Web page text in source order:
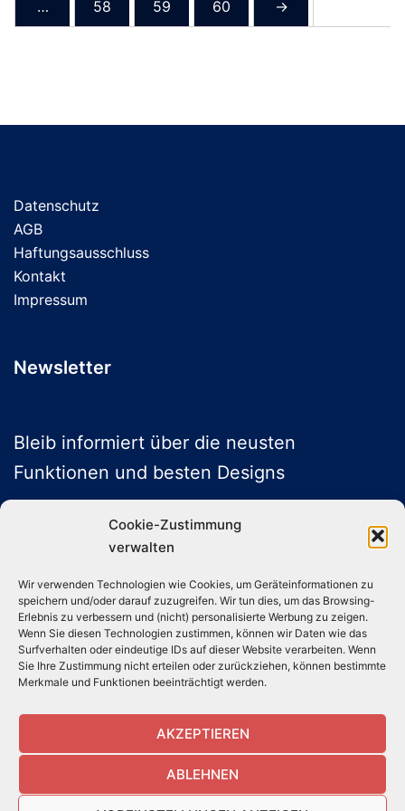
Cookie-Zustimmung
verwalten
Wir verwenden Technologien wie Cookies, um Geräteinformationen zu
speichern und/oder darauf zuzugreifen. Wir tun dies, um das Browsing-
Erlebnis zu verbessern und (nicht) personalisierte Werbung zu zeigen.
Wenn Sie diesen Technologien zustimmen, können wir Daten wie das
Surfverhalten oder eindeutige IDs auf dieser Website verarbeiten. Wenn
Sie Ihre Zustimmung nicht erteilen oder zurückziehen, können bestimmte
Merkmale und Funktionen beeinträchtigt werden.
AKZEPTIEREN
ABLEHNEN
Optionen
… 58 59 60 →
Datenschutz
AGB
Haftungsausschluss
Kontakt
Impressum
Newsletter
Bleib informiert über die neusten
Funktionen und besten Designs
ABONNIEREN
Folge uns auf Social Media
Instagram
TikTok
YouTube
X